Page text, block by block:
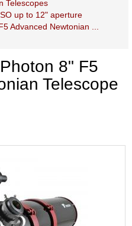
Telescopes
up to 12" aperture
Advanced Newtonian ...
8" F5
Telescope